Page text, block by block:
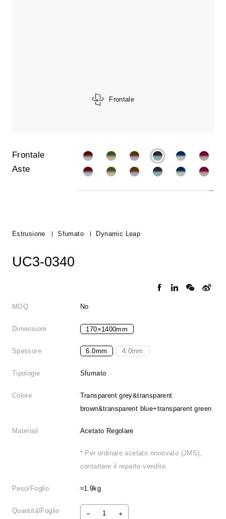
Frontale
Frontale
Aste
Estrusione Sfumato Dynamic Leap
UC3-0340
MOQ No
Dimensioni 170×1400mm
Spessore 6.0mm 4.0mm
Tipologie Sfumato
Colore
Transparent grey&transparent
brown&transparent blue+transparent green
Materiali Acetato Regolare
* Per ordinare acetato rinnovato (JMS),
contattare il reparto vendite.
Peso/Foglio ≈1.9kg
Quantità/Foglio